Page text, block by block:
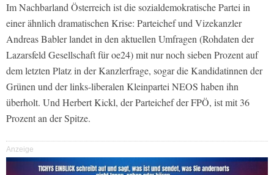
Im Nachbarland Österreich ist die sozialdemokratische Partei in
einer ähnlich dramatischen Krise: Parteichef und Vizekanzler
Andreas Babler landet in den aktuellen Umfragen (Rohdaten der
Lazarsfeld Gesellschaft für oe24) mit nur noch sieben Prozent auf
dem letzten Platz in der Kanzlerfrage, sogar die Kandidatinnen der
Grünen und der links-liberalen Kleinpartei NEOS haben ihn
überholt. Und Herbert Kickl, der Parteichef der FPÖ, ist mit 36
Prozent an der Spitze.
Anzeige